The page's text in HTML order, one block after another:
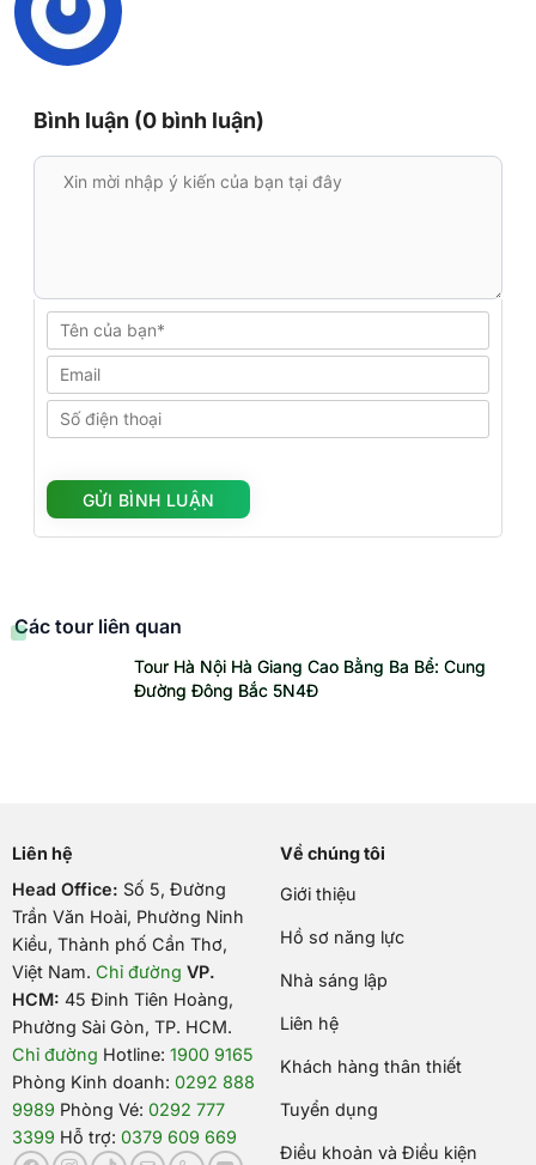
Bình luận (0 bình luận)
Các tour liên quan
Tour Hà Nội Hà Giang Cao Bằng Ba Bể: Cung
Đường Đông Bắc 5N4Đ
Liên hệ
Head Office: Số 5, Đường
Trần Văn Hoài, Phường Ninh
Kiều, Thành phố Cần Thơ,
Việt Nam. Chỉ đường VP.
HCM: 45 Đinh Tiên Hoàng,
Phường Sài Gòn, TP. HCM.
Chỉ đường Hotline: 1900 9165
Phòng Kinh doanh: 0292 888
9989 Phòng Vé: 0292 777
3399 Hỗ trợ: 0379 609 669
Về chúng tôi
Giới thiệu
Hồ sơ năng lực
Nhà sáng lập
Liên hệ
Khách hàng thân thiết
Tuyển dụng
Điều khoản và Điều kiện